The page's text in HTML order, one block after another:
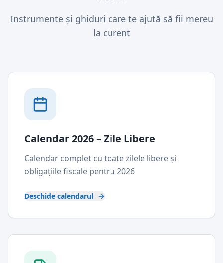
Instrumente și ghiduri care te ajută să fii mereu
la curent
Calendar 2026 – Zile Libere
Calendar complet cu toate zilele libere și
obligațiile fiscale pentru 2026
Deschide calendarul